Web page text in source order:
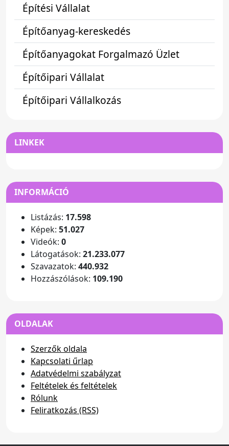
Építési Vállalat
Építőanyag-kereskedés
Építőanyagokat Forgalmazó Üzlet
Építőipari Vállalat
Építőipari Vállalkozás
LINKEK
INFORMÁCIÓ
Listázás: 17.598
Képek: 51.027
Videók: 0
Látogatások: 21.233.077
Szavazatok: 440.932
Hozzászólások: 109.190
OLDALAK
Szerzők oldala
Kapcsolati űrlap
Adatvédelmi szabályzat
Feltételek és feltételek
Rólunk
Feliratkozás (RSS)